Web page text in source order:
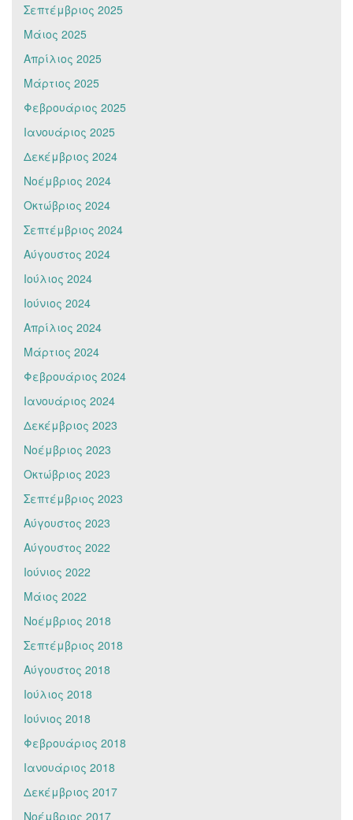
Σεπτέμβριος 2025
Μάιος 2025
Απρίλιος 2025
Μάρτιος 2025
Φεβρουάριος 2025
Ιανουάριος 2025
Δεκέμβριος 2024
Νοέμβριος 2024
Οκτώβριος 2024
Σεπτέμβριος 2024
Αύγουστος 2024
Ιούλιος 2024
Ιούνιος 2024
Απρίλιος 2024
Μάρτιος 2024
Φεβρουάριος 2024
Ιανουάριος 2024
Δεκέμβριος 2023
Νοέμβριος 2023
Οκτώβριος 2023
Σεπτέμβριος 2023
Αύγουστος 2023
Αύγουστος 2022
Ιούνιος 2022
Μάιος 2022
Νοέμβριος 2018
Σεπτέμβριος 2018
Αύγουστος 2018
Ιούλιος 2018
Ιούνιος 2018
Φεβρουάριος 2018
Ιανουάριος 2018
Δεκέμβριος 2017
Νοέμβριος 2017